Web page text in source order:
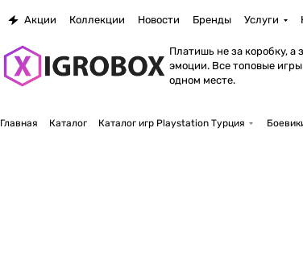
Акции Коллекции Новости Бренды Услуги
Платишь не за коробку, а
эмоции. Все топовые
одном месте.
Главная Каталог Каталог игр Playstation Турция